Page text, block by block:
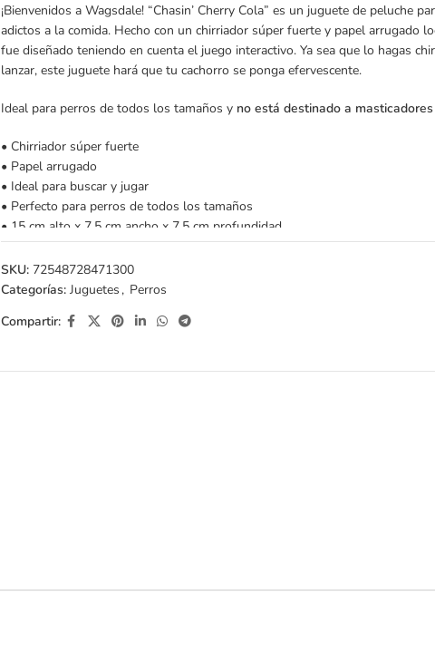
¡Bienvenidos a Wagsdale! “Chasin’ Cherry Cola” es un juguete de peluche
adictos a la comida. Hecho con un chirriador súper fuerte y papel arrugado
fue diseñado teniendo en cuenta el juego interactivo. Ya sea que lo hagas
lanzar, este juguete hará que tu cachorro se ponga efervescente.
Ideal para perros de todos los tamaños y no está destinado a
• Chirriador súper fuerte
• Papel arrugado
• Ideal para buscar y jugar
• Perfecto para perros de todos los tamaños
• 15 cm alto x 7.5 cm ancho x 7.5 cm profundidad
SKU: 72548728471300
Categorías: Juguetes , Perros
Compartir: